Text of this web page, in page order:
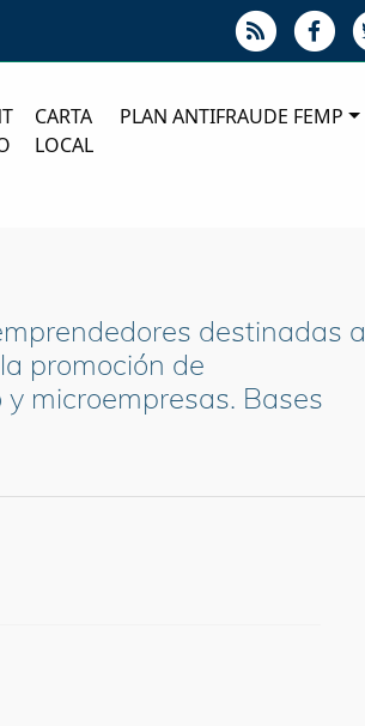
CARTA
LOCAL
PLAN ANTIFRAUDE FEMP
destinadas a
promoción de
microempresas. Bases